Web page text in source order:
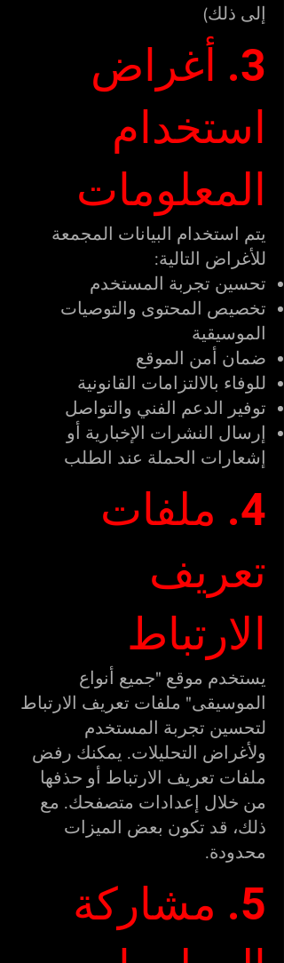
إلى ذلك)
3. أغراض
استخدام
المعلومات
يتم استخدام البيانات المجمعة
للأغراض التالية:
تحسين تجربة المستخدم
تخصيص المحتوى والتوصيات
الموسيقية
ضمان أمن الموقع
للوفاء بالالتزامات القانونية
توفير الدعم الفني والتواصل
إرسال النشرات الإخبارية أو
إشعارات الحملة عند الطلب
4. ملفات
تعريف
الارتباط
يستخدم موقع "جميع أنواع
الموسيقى" ملفات تعريف الارتباط
لتحسين تجربة المستخدم
ولأغراض التحليلات. يمكنك رفض
ملفات تعريف الارتباط أو حذفها
من خلال إعدادات متصفحك. مع
ذلك، قد تكون بعض الميزات
محدودة.
5. مشاركة